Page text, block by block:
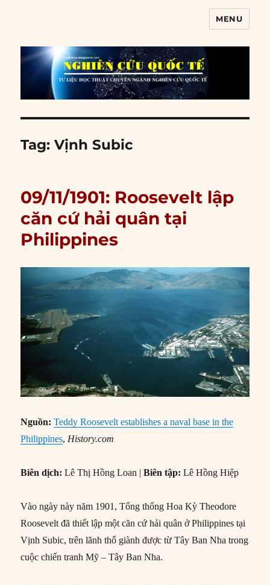
MENU
Tag:Vịnh Subic
09/11/1901: Roosevelt lập
căn cứ hải quân tại
Philippines
Nguồn: Teddy Roosevelt establishes a naval base in the
Philippines, History.com
Biên dịch: Lê Thị Hồng Loan |Biên tập:Lê Hồng Hiệp
Vào ngày này năm 1901, Tổng thống Hoa Kỳ Theodore
Roosevelt đã thiết lập một căn cứ hải quân ở Philippines tại
Vịnh Subic, trên lãnh thổ giành được từ Tây Ban Nha trong
cuộc chiến tranh Mỹ – Tây Ban Nha.